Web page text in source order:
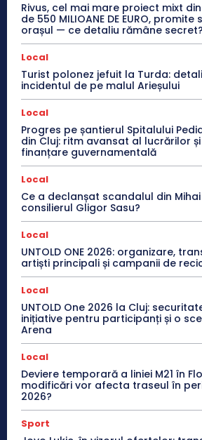
Rivus, cel mai mare proiect mixt
de 550 MILIOANE DE EURO,
orașul — ce detaliu rămâne secret?
Local
Turist polonez jefuit la Turda:
incidentul de pe malul Arieșului
Local
Progres pe șantierul Spitalului
din Cluj: ritm avansat al lucrărilor
finanțare guvernamentală
Local
Ce a declanșat scandalul din
consilierul Gligor Sasu?
Local
UNTOLD ONE 2026: organizare,
artiști principali și campanii de
Local
UNTOLD One 2026 la Cluj:
inițiative pentru participanți și o
Arena
Local
Deviere temporară a liniei M21 în
modificări vor afecta traseul în
2026?
Sport